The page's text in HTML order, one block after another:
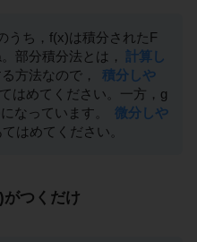
うち，f(x)は積分されたF
部分積分法とは， 計算し
方法なので，
積分しや
はめてください。一方，g
なっています。
微分しや
はめてください。
つくだけ